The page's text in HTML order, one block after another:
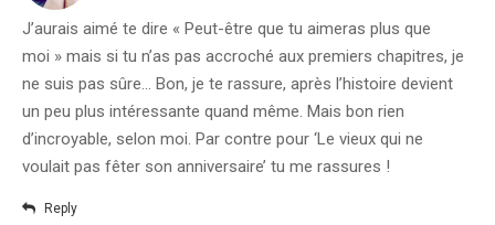
J’aurais aimé te dire « Peut-être que tu aimeras plus que
moi » mais si tu n’as pas accroché aux premiers chapitres, je
ne suis pas sûre… Bon, je te rassure, après l’histoire devient
un peu plus intéressante quand même. Mais bon rien
d’incroyable, selon moi. Par contre pour ‘Le vieux qui ne
voulait pas fêter son anniversaire’ tu me rassures !
Reply